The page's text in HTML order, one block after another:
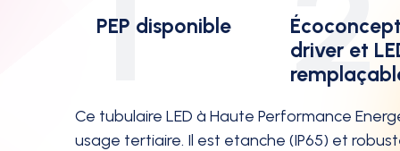
PEP disponible
driver et
Ce tubulaire LED à Haute Performance
usage tertiaire. Il est etanche (IP65) et